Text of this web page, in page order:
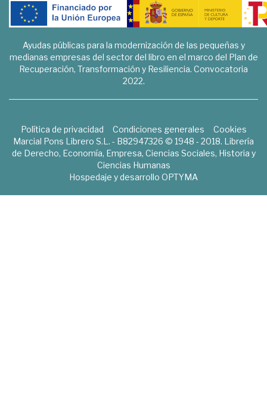
Ayudas públicas para la modernización de las pequeñas y
medianas empresas del sector del libro en el marco del Plan de
Recuperación, Transformación y Resiliencia. Convocatoria
2022.
Política de privacidad Condiciones generales
Cookies
Marcial Pons Librero S.L. - B82947326 © 1948 - 2018. Librería
de Derecho, Economía, Empresa, Ciencias Sociales, Historia y
Ciencias Humanas
Hospedaje y desarrollo OPTYMA